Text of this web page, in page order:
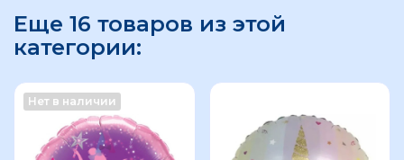
Еще 16 товаров из этой
категории:
Нет в наличии